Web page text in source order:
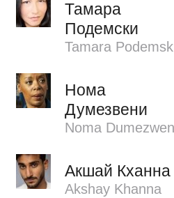
Тамара
Подемски
Tamara
Нома
Думезвени
Noma
Акшай Кханна
Akshay Khanna